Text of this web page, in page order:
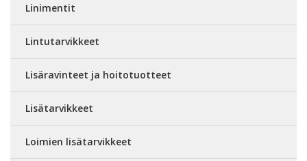
Linimentit
Lintutarvikkeet
Lisäravinteet ja hoitotuotteet
Lisätarvikkeet
Loimien lisätarvikkeet